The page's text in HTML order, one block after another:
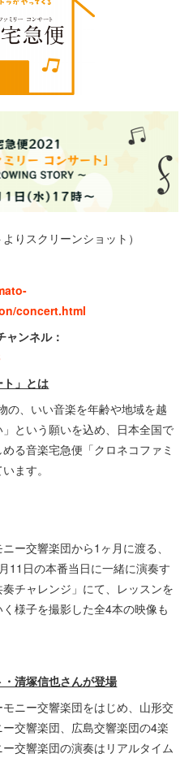
りスクリーンショット）
concert.html
ンネル：
ト」とは
の、いい音楽を年齢や地域を越
という願いを込め、日本全国で
る音楽宅急便「クロネコファミ
ます。
ー交響楽団から1ヶ月に渡る、
11日の本番当日に一緒に演奏す
チャレンジ」にて、レッスンを
様子を撮影した全4本の映像も
清塚信也さんが登場
ニー交響楽団をはじめ、山形交
交響楽団、広島交響楽団の4楽
交響楽団の演奏はリアルタイム